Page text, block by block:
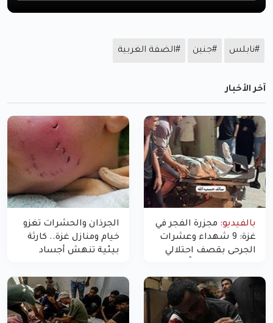
#نابلس #جنين #الضفة الغربية
آخر الأخبار
بالفيديو: مجزرة الفجر في
غزة: 9 شهداء وعشرات
الجرحى بقصف احتلالي
الجرذان والحشرات تغزو
خيام ومنازل غزة.. كارثة
بيئية تنهش أجساد